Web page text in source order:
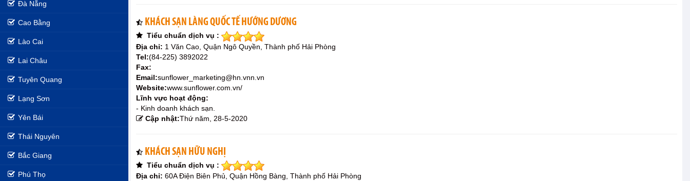
Đà Nẵng
Cao Bằng
Lào Cai
Lai Châu
Tuyên Quang
Lạng Sơn
Yên Bái
Thái Nguyên
Bắc Giang
Phú Thọ
KHÁCH SẠN LÀNG QUỐC TẾ HƯỚNG DƯƠNG
Tiểu chuẩn dịch vụ :
Địa chỉ: 1 Văn Cao, Quận Ngô Quyền, Thành phố Hải Phòng
Tel:(84-225) 3892022
Fax:
Email:sunflower_marketing@hn.vnn.vn
Website:www.sunflower.com.vn/
Lĩnh vực hoạt động:
- Kinh doanh khách sạn.
Cập nhật:Thứ năm, 28-5-2020
KHÁCH SẠN HỮU NGHỊ
Tiểu chuẩn dịch vụ :
Địa chỉ: 60A Điện Biên Phủ, Quận Hồng Bàng, Thành phố Hải Phòng